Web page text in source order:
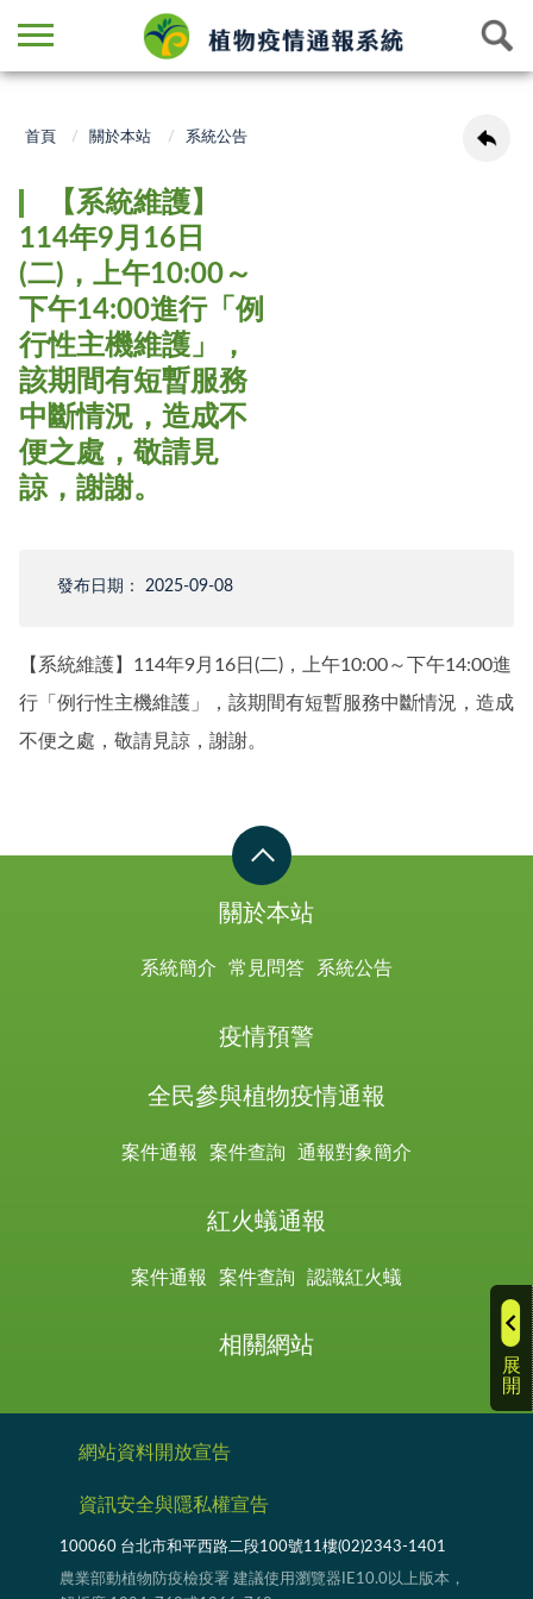
展
開
首頁 關於本站 系統公告
【系統維護】
114年9月16日
(二)，上午10:00～
下午14:00進行「例
行性主機維護」，
該期間有短暫服務
中斷情況，造成不
便之處，敬請見
諒，謝謝。
發布日期： 2025-09-08
【系統維護】114年9月16日(二)，上午10:00～下午14:00進
行「例行性主機維護」，該期間有短暫服務中斷情況，造成
不便之處，敬請見諒，謝謝。
關於本站
系統簡介 常見問答 系統公告
疫情預警
全民參與植物疫情通報
案件通報 案件查詢 通報對象簡介
紅火蟻通報
案件通報 案件查詢 認識紅火蟻
相關網站
網站資料開放宣告
資訊安全與隱私權宣告
100060 台北市和平西路二段100號11樓(02)2343-1401
農業部動植物防疫檢疫署 建議使用瀏覽器IE10.0以上版本，